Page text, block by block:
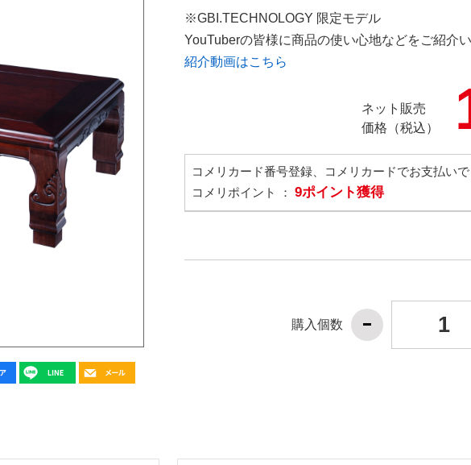
※GBI.TECHNOLOGY 限定モデル
YouTuberの皆様に商品の使い心地などをご紹介
紹介動画はこちら
ネット販売
価格（税込）
コメリカード番号登録、コメリカードでお支払いで
コメリポイント ： 9ポイント獲得
購入個数